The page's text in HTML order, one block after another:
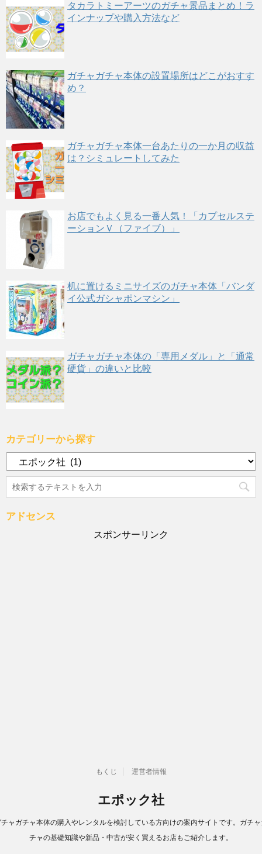
タカラトミーアーツのガチャ景品まとめ！ラ
インナップや購入方法など
ガチャガチャ本体の設置場所はどこがおすす
め？
ガチャガチャ本体一台あたりの一か月の収益
は？シミュレートしてみた
お店でもよく見る一番人気！「カプセルステ
ーションＶ（ファイブ）」
机に置けるミニサイズのガチャ本体「バンダ
イ公式ガシャポンマシン」
ガチャガチャ本体の「専用メダル」と「通常
硬貨」の違いと比較
カテゴリーから探す
テ
ゴ
リ
か
アドセンス
スポンサーリンク
もくじ 運営者情報
エポック社
ャガチャ本体の購入やレンタルを検討している方向けの案内サイトです。ガチ
チャの基礎知識や新品・中古が安く買えるお店もご紹介します。